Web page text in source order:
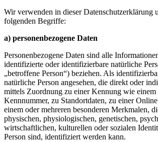
Wir verwenden in dieser Datenschutzerklärung
folgenden Begriffe:
a) personenbezogene Daten
Personenbezogene Daten sind alle
identifizierte oder identifizierbare natürliche
„betroffene Person“) beziehen. Als
natürliche Person angesehen, die direkt oder
mittels Zuordnung zu einer Kennung wie einem
Kennnummer, zu Standortdaten, zu einer
einem oder mehreren besonderen Merkmalen,
physischen, physiologischen, genetischen,
wirtschaftlichen, kulturellen oder sozialen
Person sind, identifiziert werden kann.